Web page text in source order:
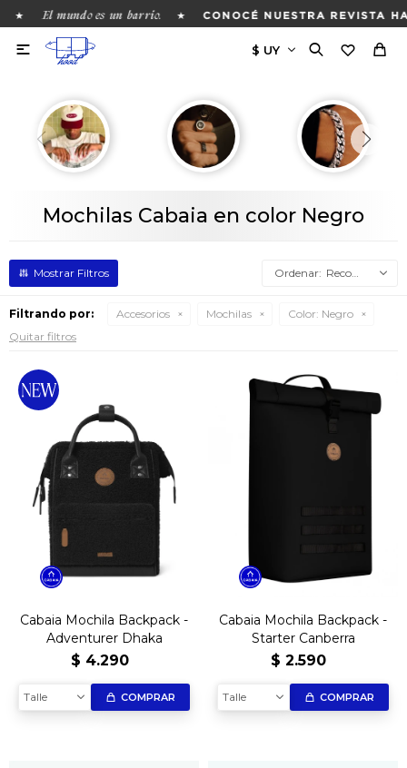
★ El mundo es un barrio. ★ CONOCÉ NUESTRA REVISTA

Mochilas Cabaia en color Negro
Recomendados
Filtrando por: Accesorios Mochilas Color: Negro
Quitar filtros
Cabaia Mochila Backpack -
Adventurer Dhaka
$ 4.290
Talle COMPRAR
Cabaia Mochila Backpack -
Starter Canberra
$ 2.590
Talle COMPRAR